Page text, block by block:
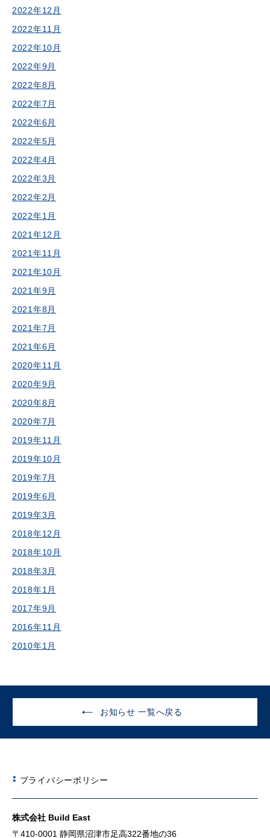
2022年12月
2022年11月
2022年10月
2022年9月
2022年8月
2022年7月
2022年6月
2022年5月
2022年4月
2022年3月
2022年2月
2022年1月
2021年12月
2021年11月
2021年10月
2021年9月
2021年8月
2021年7月
2021年6月
2020年11月
2020年9月
2020年8月
2020年7月
2019年11月
2019年10月
2019年7月
2019年6月
2019年3月
2018年12月
2018年10月
2018年3月
2018年1月
2017年9月
2016年11月
2010年1月
お知らせ 一覧へ戻る
プライバシーポリシー
株式会社 Build East
〒410-0001 静岡県沼津市足高322番地の36